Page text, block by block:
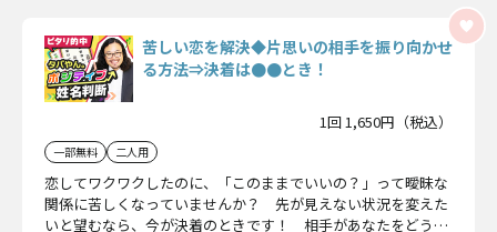
苦しい恋を解決◆片思いの相手を振り向かせ
る方法⇒決着は●●とき！
1回 1,650円（税込）
一部無料 二人用
恋してワクワクしたのに、「このままでいいの？」って曖昧な
関係に苦しくなっていませんか？ 先が見えない状況を変えた
いと望むなら、今が決着のときです！ 相手があなたをどう想